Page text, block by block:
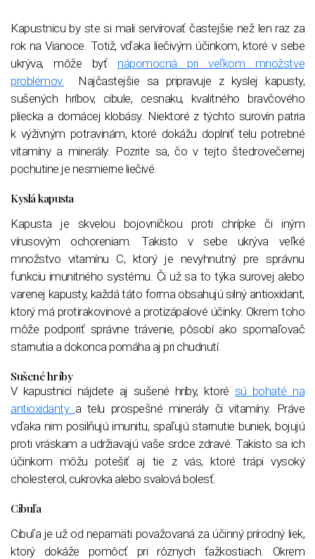
Kapustnicu by ste si mali servírovať častejšie než len raz za
rok na Vianoce. Totiž, vďaka liečivým účinkom, ktoré v sebe
ukrýva, môže byť nápomocná pri veľkom množstve
problémov. Najčastejšie sa pripravuje z kyslej kapusty,
sušených hríbov, cibule, cesnaku, kvalitného bravčového
pliecka a domácej klobásy. Niektoré z týchto surovín patria
k výživným potravinám, ktoré dokážu doplniť telu potrebné
vitamíny a minerály. Pozrite sa, čo v tejto štedrovečernej
pochutine je nesmierne liečivé.
Kyslá kapusta
Kapusta je skvelou bojovníčkou proti chrípke či iným
vírusovým ochoreniam. Takisto v sebe ukrýva veľké
množstvo vitamínu C, ktorý je nevyhnutný pre správnu
funkciu imunitného systému. Či už sa to týka surovej alebo
varenej kapusty, každá táto forma obsahujú silný antioxidant,
ktorý má protirakovinové a protizápalové účinky. Okrem toho
môže podporiť správne trávenie, pôsobí ako spomaľovač
starnutia a dokonca pomáha aj pri chudnutí.
Sušené hríby
V kapustnici nájdete aj sušené hríby, ktoré sú bohaté na
antioxidanty a telu prospešné minerály či vitamíny. Práve
vďaka nim posilňujú imunitu, spaľujú starnutie buniek, bojujú
proti vráskam a udržiavajú vaše srdce zdravé. Takisto sa ich
účinkom môžu potešiť aj tie z vás, ktoré trápi vysoký
cholesterol, cukrovka alebo svalová bolesť.
Cibuľa
Cibuľa je už od nepamäti považovaná za účinný prírodný liek,
ktorý dokáže pomôcť pri rôznych ťažkostiach. Okrem